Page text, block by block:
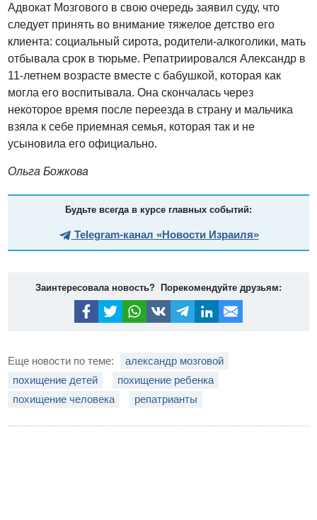
Адвокат Мозгового в свою очередь заявил суду, что
следует принять во внимание тяжелое детство его
клиента: социальный сирота, родители-алкоголики, мать
отбывала срок в тюрьме. Репатриировался Александр в
11-летнем возрасте вместе с бабушкой, которая как
могла его воспитывала. Она скончалась через
некоторое время после переезда в страну и мальчика
взяла к себе приемная семья, которая так и не
усыновила его официально.
Ольга Божкова
Будьте всегда в курсе главных событий:
Telegram-канал «Новости Израиля»
Заинтересовала новость? Порекомендуйте друзьям:
Еще новости по теме:
александр мозговой
похищение детей
похищение ребенка
похищение человека
репатрианты